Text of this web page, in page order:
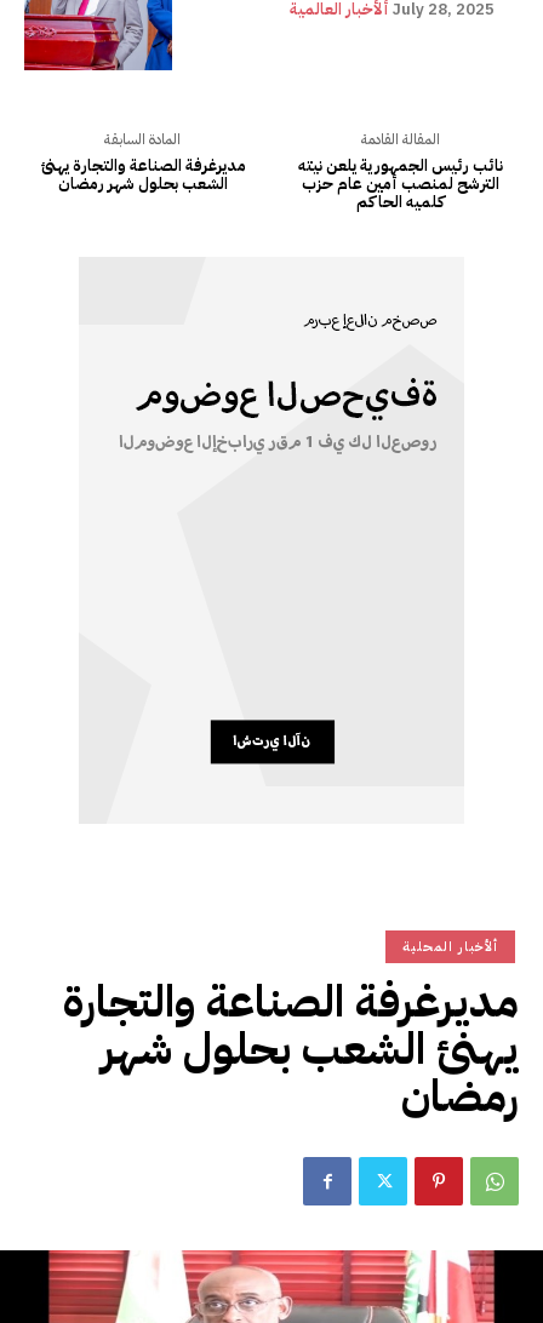
ألأخبار العالمية July 28, 2025
المادة السابقة
مديرغرفة الصناعة والتجارة يهنئ
الشعب بحلول شهر رمضان
المقالة القادمة
نائب رئيس الجمهورية يلعن نيته
الترشح لمنصب أمين عام حزب
كلميه الحاكم